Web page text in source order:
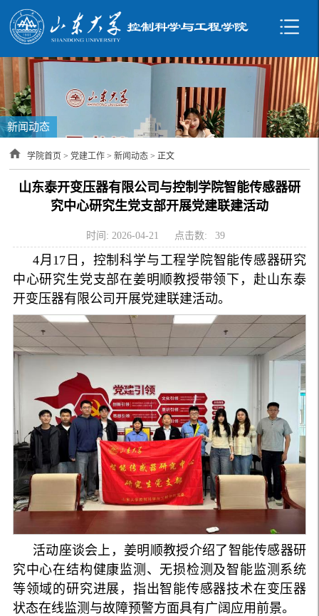
新闻动态
学院首页 > 党建工作 >新闻动态 > 正文
山东泰开变压器有限公司与控制学院智能传感器研
究中心研究生党支部开展党建联建活动
时间: 2026-04-21 点击数: 39
4月17日，控制科学与工程学院智能传感器研究
中心研究生党支部在姜明顺教授带领下，赴山东泰
开变压器有限公司开展党建联建活动。
活动座谈会上，姜明顺教授介绍了智能传感器研
究中心在结构健康监测、无损检测及智能监测系统
等领域的研究进展，指出智能传感器技术在变压器
状态在线监测与故障预警方面具有广阔应用前景。